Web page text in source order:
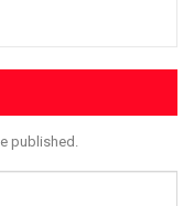
published.